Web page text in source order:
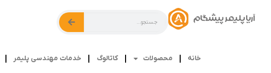
خانه محصولات کاتالوگ خدمات مهندسی پلیمر